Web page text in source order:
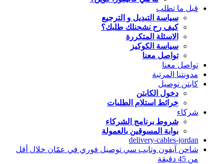
قبل ما تطلب
سياسة التبديل و الترجيع
كيف رح نشحنلك طلبك؟
الاسئلة المتكررة
سياسة الكوكيز
تواصل معنا
تواصل معنا
مدونتنا المرتبة
كابتن توصيل
دخول الكابتن
خرائط استلام الطلبات
شركاء
شروط برنامج الشركاء
بوابة المسوقين بالعمولة
delivery-cables-jordan
شاحن آيفون وتايب سي توصيل فوري في عمّان خلال أقل
من 45 دقيقة